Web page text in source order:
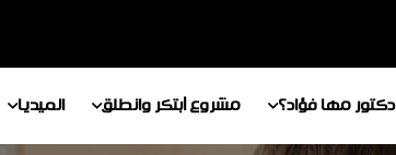
دكتور مها فؤاد؟ مشروع أبتكر وانطلق الميديا